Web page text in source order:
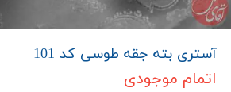
آستری بته جقه طوسی کد 101
اتمام موجودی